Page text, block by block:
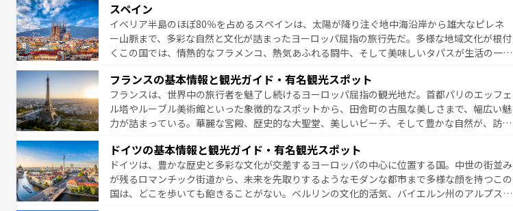
夜眠るまで、すべての瞬間を楽しませてくれるイタリアで、忘れられない旅をしてみよう！
なお、新着のイタリア情報はコンテンツ一覧を参照してほしい。
スペイン
イベリア半島のほぼ80％を占めるスペインは、太陽が降り注ぐ地中海沿岸から雄大なピレネ
ー山脈まで、多彩な自然と文化が詰まったヨーロッパ屈指の旅行先だ。多様な地域文化が根付
くこの国では、情熱的なフラメンコ、熱気あふれる闘牛、そして美味しいタパスが生活の一部
ら、地方では古代ローマ遺跡や中世の城塞都市、穏やかなビーチリゾートまで多彩な表情を見
せる。地方によって風土や気候が異なるスペインはその個性で訪れる人を魅了する。 なお、
新着のスペイン情報はコンテンツ一覧を参照してほしい。
フランスの基本情報と観光ガイド・有名観光スポット
フランスは、世界中の旅行者を魅了し続けるヨーロッパ屈指の観光地だ。首都パリのエッフェ
ル塔やルーブル美術館といった象徴的なスポットから、田舎町の古風な美しさまで、幅広い魅
力が詰まっている。華麗な宮殿、歴史的な大聖堂、美しいビーチ、そして豊かな自然が、訪れ
無形文化遺産にも登録されている。シャンパンの発祥地であるランス、プロヴァンスの香り高
いラベンダー畑など、多彩な楽しみ方が可能だ。さらに、パリ以外の地域にも魅力が溢れてお
り、どの街角にも豊かな歴史と文化が息づいている。パリ以外の個性あふれる地方に足を運ぶ
とそれぞれで全く異なる文化を体験できるだろう。 なお、新着のフランス情報はコンテンツ
ドイツの基本情報と観光ガイド・有名観光スポット
ドイツは、豊かな歴史と多彩な文化が交差するヨーロッパの中心に位置する国。中世の街並み
が残るロマンチック街道から、未来を先取りするようなモダンな都市まで多様な顔を持つこの
国は、どこを歩いても飽きることがない。ベルリンの文化的活気、バイエルン州のアルプスの